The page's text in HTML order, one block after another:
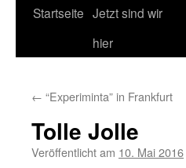
Startseite Jetzt sind wir
hier
← “Experiminta” in Frankfurt
Tolle Jolle
Veröffentlicht am 10. Mai 2016